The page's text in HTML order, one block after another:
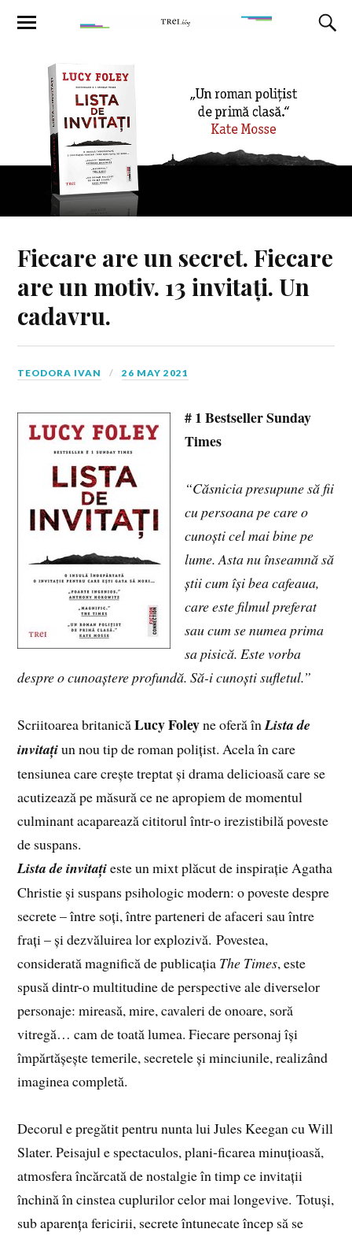
Fiecare are un secret. Fiecare
are un motiv. 13 invitați. Un
cadavru.
TEODORA IVAN 26 MAY 2021
# 1 Bestseller Sunday
Times
“Căsnicia presupune să fii
cu persoana pe care o
cunoști cel mai bine pe
lume. Asta nu înseamnă să
știi cum își bea cafeaua,
care este filmul preferat
sau cum se numea prima
sa pisică. Este vorba
despre o cunoaștere profundă. Să-i cunoști sufletul.”
Scriitoarea britanicăLucy Foleyne oferă înLista de
invitațiun nou tip de roman polițist. Acela în care
tensiunea care crește treptat și drama delicioasă care se
acutizează pe măsură ce ne apropiem de momentul
culminant acaparează cititorul într-o irezistibilă poveste
de suspans.
Lista de invitațieste un mixt plăcut de inspirație Agatha
Christie și suspans psihologic modern: o poveste despre
secrete – între soți, între parteneri de afaceri sau între
frați – și dezvăluirea lor explozivă. Povestea,
considerată magnifică de publicația The Times, este
spusă dintr-o multitudine de perspective ale diverselor
personaje: mireasă, mire, cavaleri de onoare, soră
vitregă… cam de toată lumea. Fiecare personaj își
împărtășește temerile, secretele și minciunile, realizând
imaginea completă.
Decorul e pregătit pentru nunta lui Jules Keegan cu Will
Slater. Peisajul e spectaculos, plani-ficarea minuțioasă,
atmosfera încărcată de nostalgie în timp ce invitații
închină în cinstea cuplurilor celor mai longevive. Totuși,
sub aparența fericirii, secrete întunecate încep să se